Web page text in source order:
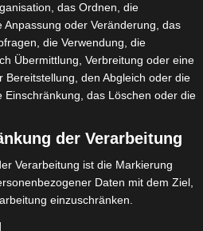
Aktion
werden
spenden
Jobs
Kontakt
das Ordnen, die
Anpassung oder Veränderung, das
die Verwendung, die
Übermittlung, Verbreitung oder eine
Bereitstellung, den Abgleich oder die
Einschränkung, das Löschen oder die
der Verarbeitung
Verarbeitung ist die Markierung
Daten mit dem Ziel,
einzuschränken.